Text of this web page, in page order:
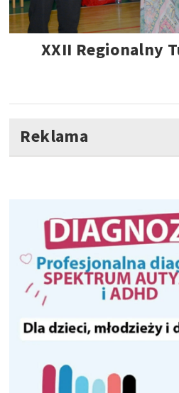
XXII Regionalny
Reklama